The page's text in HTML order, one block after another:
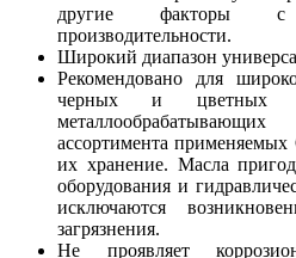
другие факторы
производительности.
Широкий диапазон
Рекомендовано для
черных и цветных
ассортимента
их хранение. Масла
оборудования и
исключаются
загрязнения.
Не проявляет